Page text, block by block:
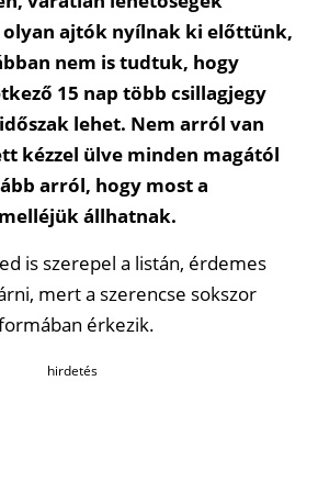
olyan ajtók nyílnak ki előttünk,
nem is tudtuk, hogy
15 nap több csillagjegy
lehet. Nem arról van
kézzel ülve minden magától
arról, hogy most a
állhatnak.
is szerepel a listán, érdemes
mert a szerencse sokszor
érkezik.
hirdetés